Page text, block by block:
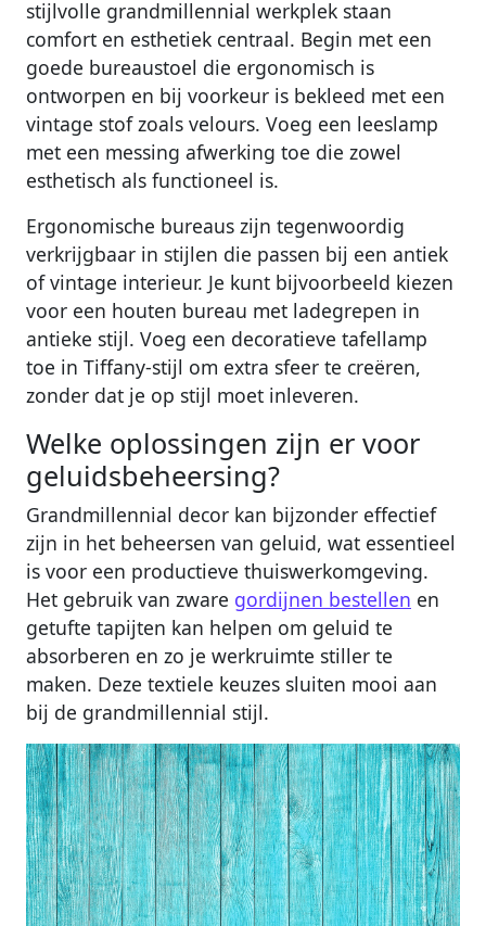
stijlvolle grandmillennial werkplek staan
comfort en esthetiek centraal. Begin met een
goede bureaustoel die ergonomisch is
ontworpen en bij voorkeur is bekleed met een
vintage stof zoals velours. Voeg een leeslamp
met een messing afwerking toe die zowel
esthetisch als functioneel is.
Ergonomische bureaus zijn tegenwoordig
verkrijgbaar in stijlen die passen bij een antiek
of vintage interieur. Je kunt bijvoorbeeld kiezen
voor een houten bureau met ladegrepen in
antieke stijl. Voeg een decoratieve tafellamp
toe in Tiffany-stijl om extra sfeer te creëren,
zonder dat je op stijl moet inleveren.
Welke oplossingen zijn er voor
geluidsbeheersing?
Grandmillennial decor kan bijzonder effectief
zijn in het beheersen van geluid, wat essentieel
is voor een productieve thuiswerkomgeving.
Het gebruik van zware gordijnen bestellen en
getufte tapijten kan helpen om geluid te
absorberen en zo je werkruimte stiller te
maken. Deze textiele keuzes sluiten mooi aan
bij de grandmillennial stijl.